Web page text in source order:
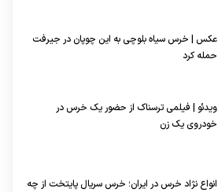
عکس | خرس سیاه بلوچی به این چوپان در جیرفت
حمله کرد
ویدئو | فیلمی ترسناک از حضور یک خرس در
خودروی یک زن
انواع نژاد خرس در ایران؛ خرس سریال پایتخت از چه